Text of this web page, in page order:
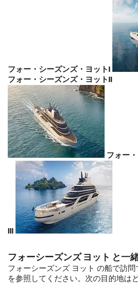
フォー・シーズンズ・ヨットI
フォー・シーズンズ・ヨットII
フォー
III
フォーシーズンズ ヨット と一
フォーシーズンズ ヨット の船で訪
を参照してください。次の目的地は